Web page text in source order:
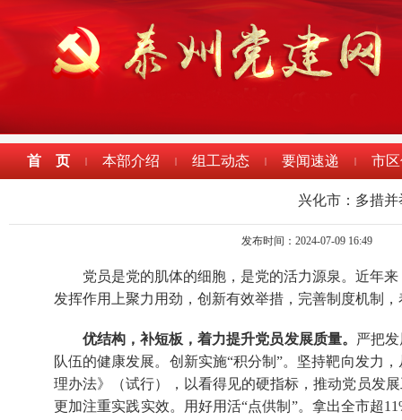
首 页 | 本部介绍 | 组工动态 | 要闻速递 | 市
兴化市：多措
发布时间：2024-07-09 16:49
党员是党的肌体的细胞，是党的活力源泉。近年
发挥作用上聚力用劲，创新有效举措，完善制度机制
优结构，补短板，着力提升党员发展质量。 严把
队伍的健康发展。创新实施“积分制”。坚持靶向发力
理办法》（试行），以看得见的硬指标，推动党员发
更加注重实践实效。用好用活“点供制”。拿出全市超